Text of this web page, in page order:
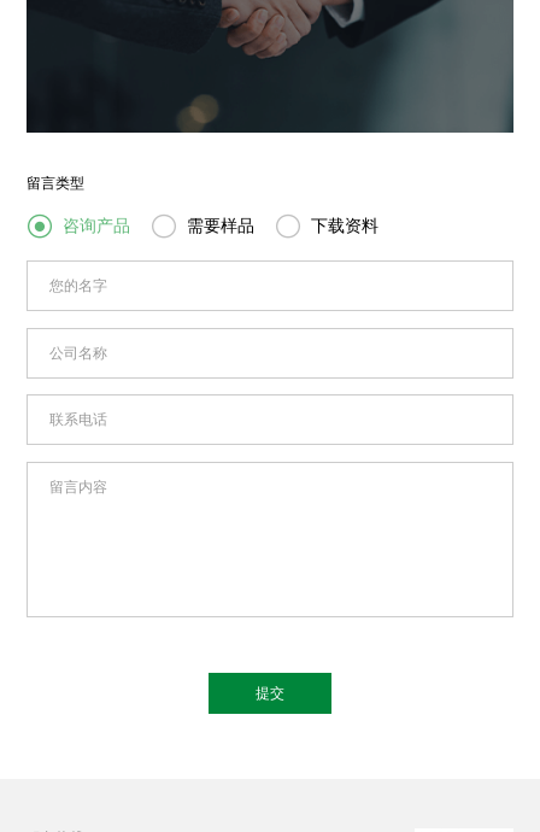
留言类型
 咨询产品  需要样品  下载资料